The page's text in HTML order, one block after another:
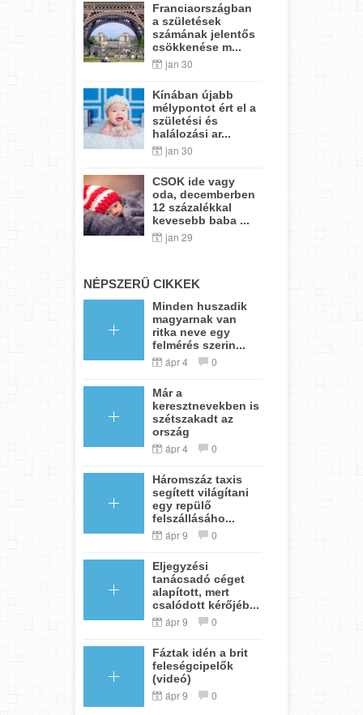
Franciaországban
a születések
számának jelentős
csökkenése m...
jan 30
Kínában újabb
mélypontot ért el a
születési és
halálozási ar...
jan 30
CSOK ide vagy
oda, decemberben
12 százalékkal
kevesebb baba ...
jan 29
NÉPSZERŰ CIKKEK
Minden huszadik
magyarnak van
ritka neve egy
felmérés szerin...
ápr 4 0
Már a
keresztnevekben is
szétszakadt az
ország
ápr 4 0
Háromszáz taxis
segített világítani
egy repülő
felszállásáho...
ápr 9 0
Eljegyzési
tanácsadó céget
alapított, mert
csalódott kérőjéb...
ápr 9 0
Fáztak idén a brit
feleségcipelők
(videó)
ápr 9 0